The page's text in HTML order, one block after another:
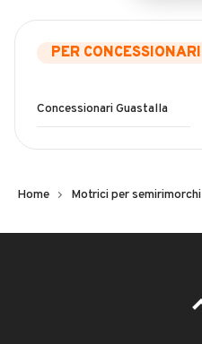
PER CONCESSIONARI
Concessionari Guastalla
Home Motrici per semirimorchi